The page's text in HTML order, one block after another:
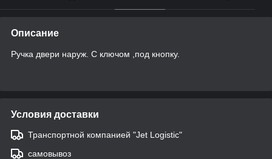
Описание
Ручка двери наруж. С ключом ,под кнопку.
Условия доставки
Транспортной компанией "Jet Logistic"
самовывоз